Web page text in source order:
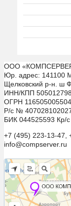
ООО
Юр. адрес: 141100
Щелковский р-н. ш
ИНН/КПП
ОГРН
Р/с №
БИК 044525593 Кр/
+7 (495) 223-13-47,
info@compserver.ru